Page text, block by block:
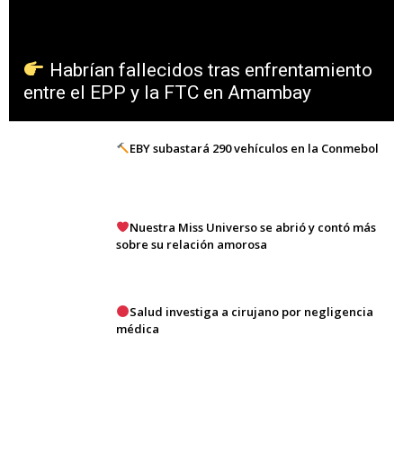
Habrían fallecidos tras enfrentamiento
entre el EPP y la FTC en Amambay
EBY subastará 290 vehículos en la Conmebol
Nuestra Miss Universo se abrió y contó más
sobre su relación amorosa
Salud investiga a cirujano por negligencia
médica